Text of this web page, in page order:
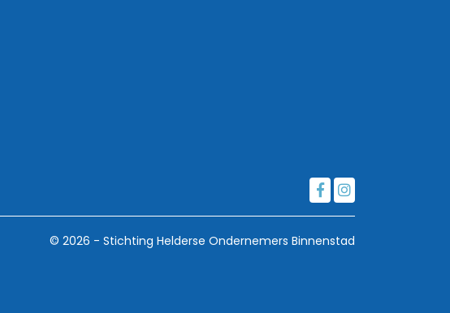
© 2026 - Stichting Helderse Ondernemers Binnenstad